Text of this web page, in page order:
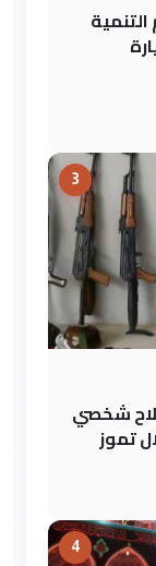
3
من 20 ألف سلاح شخصي
تموز
4